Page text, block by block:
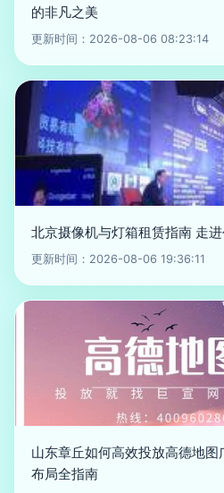
的非凡之美
更新时间：2026-08-06 08:23:14
北京摄像机与灯箱租赁指南 走
更新时间：2026-08-06 19:36:11
山东章丘如何高效投放高德地
布局全指南